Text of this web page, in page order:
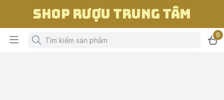
Shop Rượu Trung Tâm
0